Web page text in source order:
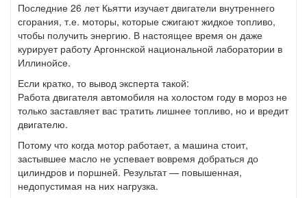
Последние 26 лет Кьятти изучает двигатели внутреннего
сгорания, т.е. моторы, которые сжигают жидкое топливо,
чтобы получить энергию. В настоящее время он даже
курирует работу Аргоннской национальной лаборатории в
Иллинойсе.
Если кратко, то вывод эксперта такой:
Работа двигателя автомобиля на холостом году в мороз не
только заставляет вас тратить лишнее топливо, но и вредит
двигателю.
Потому что когда мотор работает, а машина стоит,
застывшее масло не успевает вовремя добраться до
цилиндров и поршней. Результат — повышенная,
недопустимая на них нагрузка.